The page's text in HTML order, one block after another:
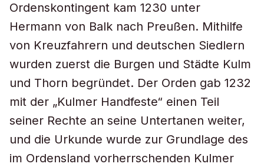
Ordenskontingent kam 1230 unter
Hermann von Balk nach Preußen. Mithilfe
von Kreuzfahrern und deutschen Siedlern
wurden zuerst die Burgen und Städte Kulm
und Thorn begründet. Der Orden gab 1232
mit der „Kulmer Handfeste“ einen Teil
seiner Rechte an seine Untertanen weiter,
und die Urkunde wurde zur Grundlage des
im Ordensland vorherrschenden Kulmer